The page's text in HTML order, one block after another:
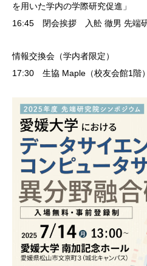
を用いた学内の学際研究促進」
16:45 閉会挨拶 入舩 徹男 先端
情報交換会（学内者限定）
17:30 生協 Maple（校友会館1階